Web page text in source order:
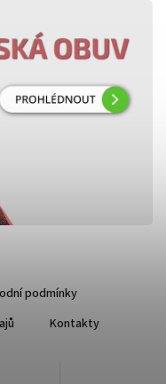
podmínky
Kontakty